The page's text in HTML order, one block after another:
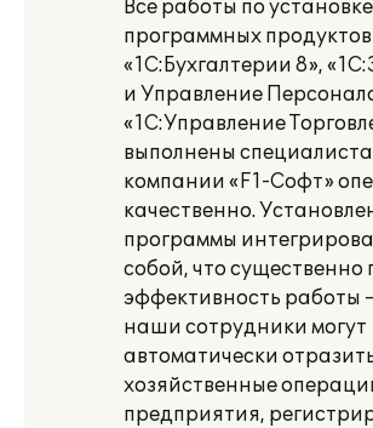
Все работы по установке
программных продуктов
«1С:Бухгалтерии 8»,
и Управление
«1С:Управление
выполнены
компании «F1-Софт»
качественно.
программы
собой, что
эффективность работы
наши сотрудники могут
автоматически
хозяйственные
предприятия,